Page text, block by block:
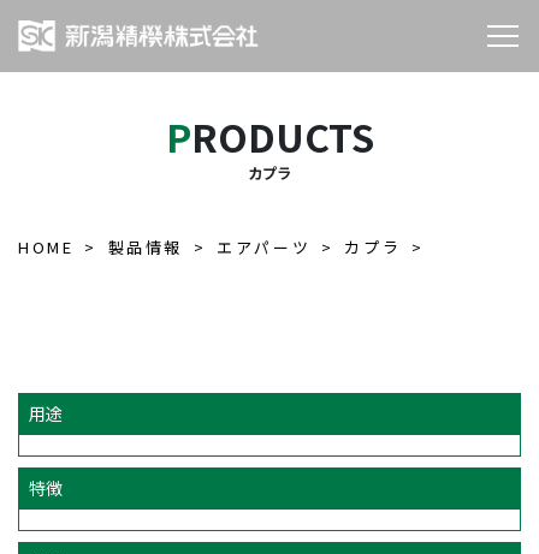
PRODUCTS
カプラ
HOME 製品情報 エアパーツ カプラ
用途
特徴